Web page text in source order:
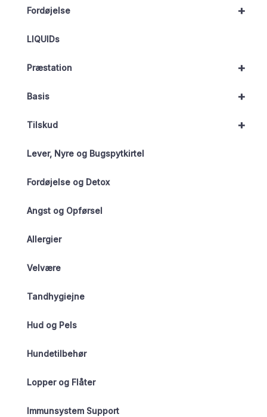
+
Fordøjelse
LIQUIDs
+
Præstation
+
Basis
+
Tilskud
Lever, Nyre og Bugspytkirtel
Fordøjelse og Detox
Angst og Opførsel
Allergier
Velvære
Tandhygiejne
Hud og Pels
Hundetilbehør
Lopper og Flåter
Immunsystem Support